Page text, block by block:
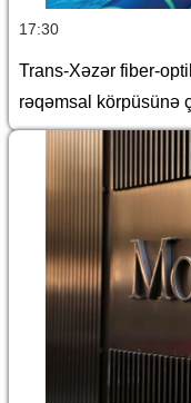
17:30
Trans-Xəzər fiber-
rəqəmsal körpüsünə